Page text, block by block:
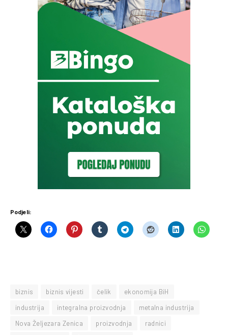
Podjeli:
biznis biznis vijesti čelik
ekonomija BiH
industrija
integralna proizvodnja
metalna industrija
Nova Željezara Zenica
proizvodnja
radnici